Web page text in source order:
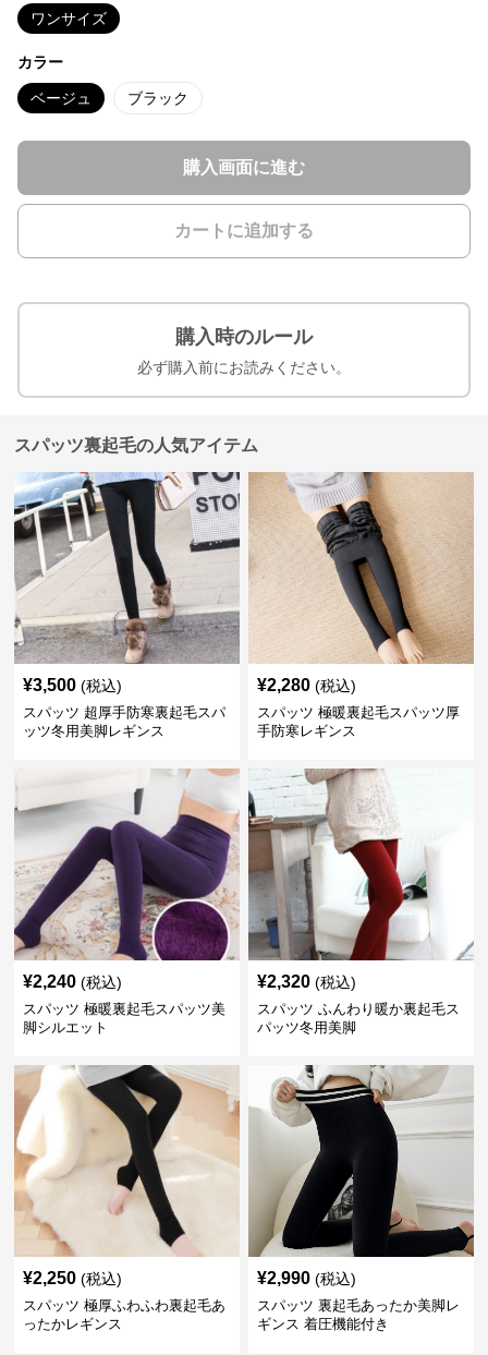
ワンサイズ
カラー
ベージュ ブラック
購入画面に進む
カートに追加する
購入時のルール
必ず購入前にお読みください。
スパッツ裏起毛の人気アイテム
¥3,500 (税込)
スパッツ 超厚手防寒裏起毛スパ
ッツ冬用美脚レギンス
¥2,280 (税込)
スパッツ 極暖裏起毛スパッツ厚
手防寒レギンス
¥2,240 (税込)
スパッツ 極暖裏起毛スパッツ美
脚シルエット
¥2,320 (税込)
スパッツ ふんわり暖か裏起毛ス
パッツ冬用美脚
¥2,250 (税込)
スパッツ 極厚ふわふわ裏起毛あ
ったかレギンス
¥2,990 (税込)
スパッツ 裏起毛あったか美脚レ
ギンス 着圧機能付き